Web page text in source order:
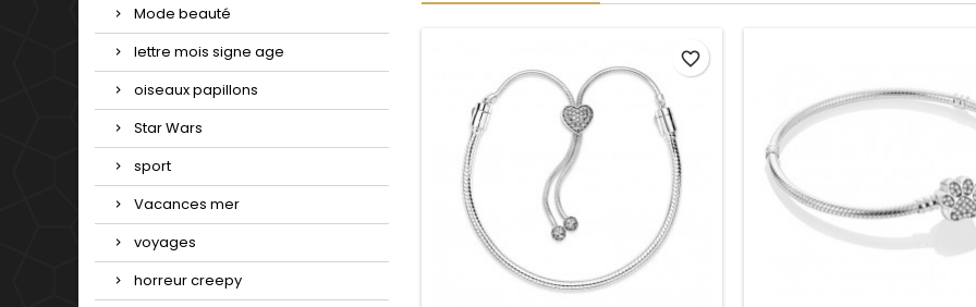
Mode beauté
lettre mois signe age
oiseaux papillons
Star Wars
sport
Vacances mer
voyages
horreur creepy
favorite_border